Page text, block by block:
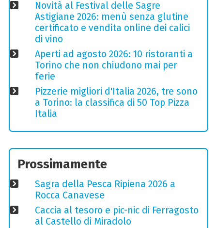
Novità al Festival delle Sagre
Astigiane 2026: menù senza glutine
certificato e vendita online dei calici
di vino
Aperti ad agosto 2026: 10 ristoranti a
Torino che non chiudono mai per
ferie
Pizzerie migliori d'Italia 2026, tre sono
a Torino: la classifica di 50 Top Pizza
Italia
Prossimamente
Sagra della Pesca Ripiena 2026 a
Rocca Canavese
Caccia al tesoro e pic-nic di Ferragosto
al Castello di Miradolo